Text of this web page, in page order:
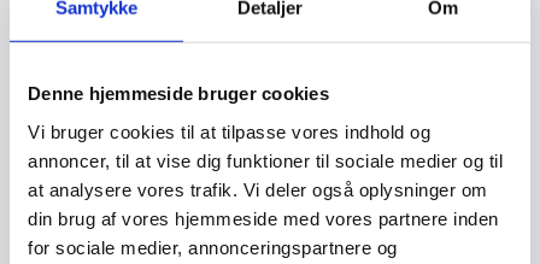
Samtykke Detaljer Om
Denne hjemmeside bruger cookies
Vi bruger cookies til at tilpasse vores indhold og
annoncer, til at vise dig funktioner til sociale medier og til
at analysere vores trafik. Vi deler også oplysninger om
din brug af vores hjemmeside med vores partnere inden
for sociale medier, annonceringspartnere og
Beregn og ansøg her
Vi prismatcher - Klik her